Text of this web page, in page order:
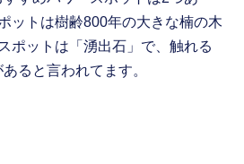
ットは樹齢800年の大きな楠の木
ポットは「湧出石」で、触れる
ると言われてます。